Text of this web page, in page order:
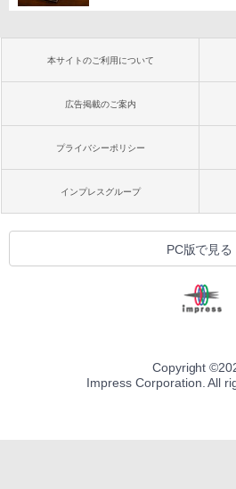
本サイトのご利用について
広告掲載のご案内
プライバシーポリシー
インプレスグループ
PC版で見る
Copyright ©
Impress Corporation. All